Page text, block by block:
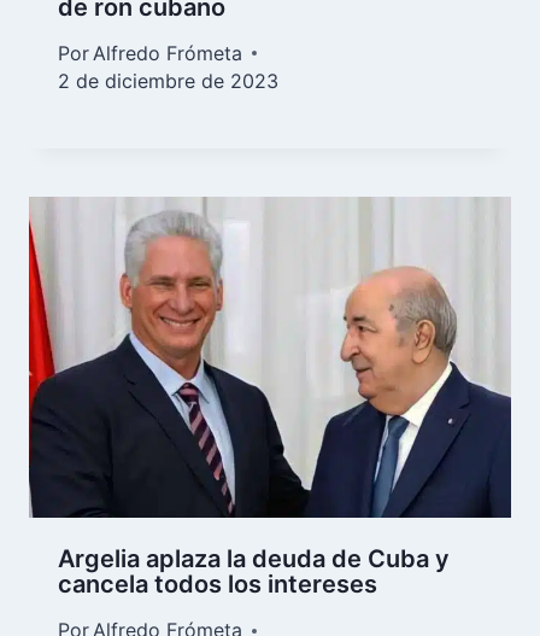
de ron cubano
Por Alfredo Frómeta
2 de diciembre de 2023
Argelia aplaza la deuda de Cuba y
cancela todos los intereses
PorAlfredo Frómeta